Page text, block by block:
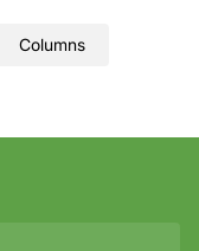
Columns